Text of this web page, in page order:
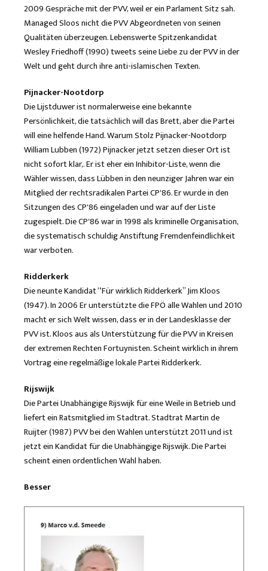
2009 Gespräche mit der PVV, weil er ein Parlament Sitz sah.
Managed Sloos nicht die PVV Abgeordneten von seinen
Qualitäten überzeugen. Lebenswerte Spitzenkandidat
Wesley Friedhoff (1990) tweets seine Liebe zu der PVV in der
Welt und geht durch ihre anti-islamischen Texten.
Pijnacker-Nootdorp
Die Lijstduwer ist normalerweise eine bekannte
Persönlichkeit, die tatsächlich will das Brett, aber die Partei
will eine helfende Hand. Warum Stolz Pijnacker-Nootdorp
William Lubben (1972) Pijnacker jetzt setzen dieser Ort ist
nicht sofort klar,. Er ist eher ein Inhibitor-Liste, wenn die
Wähler wissen, dass Lübben in den neunziger Jahren war ein
Mitglied der rechtsradikalen Partei CP'86. Er wurde in den
Sitzungen des CP'86 eingeladen und war auf der Liste
zugespielt. Die CP'86 war in 1998 als kriminelle Organisation,
die systematisch schuldig Anstiftung Fremdenfeindlichkeit
war verboten.
Ridderkerk
Die neunte Kandidat “Für wirklich Ridderkerk” Jim Kloos
(1947). In 2006 Er unterstützte die FPÖ alle Wahlen und 2010
macht er sich Welt wissen, dass er in der Landesklasse der
PVV ist. Kloos aus als Unterstützung für die PVV in Kreisen
der extremen Rechten Fortuynisten. Scheint wirklich in ihrem
Vortrag eine regelmäßige lokale Partei Ridderkerk.
Rijswijk
Die Partei Unabhängige Rijswijk für eine Weile in Betrieb und
liefert ein Ratsmitglied im Stadtrat. Stadtrat Martin de
Ruijter (1987) PVV bei den Wahlen unterstützt 2011 und ist
jetzt ein Kandidat für die Unabhängige Rijswijk. Die Partei
scheint einen ordentlichen Wahl haben.
Besser